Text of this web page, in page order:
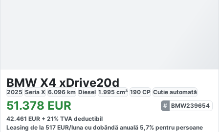
BMW X4 xDrive20d
2025 Seria X 6.096 km Diesel 1.995 cm³ 190 CP Cutie automată
51.378 EUR
BMW239654
42.461 EUR + 21% TVA deductibil
Leasing de la 517 EUR/luna cu dobăndă anuală 5,7% pentru persoane